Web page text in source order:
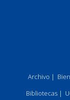
Archivo |
Bibliotecas|